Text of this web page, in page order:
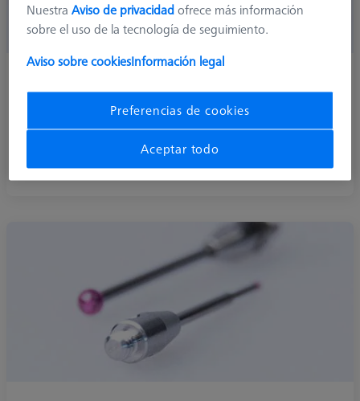
Los palpadores con rosca M3 son especialmente
adecuados para los cabezales de medición RST de ZEISS.
Con el elemento de conexión adecuado, también
pueden conectarse a otros sistemas de rosca.
NuestraAviso de privacidadofrece más información
sobre el uso de la tecnología de seguimiento.
Aviso sobre cookiesInformación legal
Preferencias de cookies
Aceptar todo